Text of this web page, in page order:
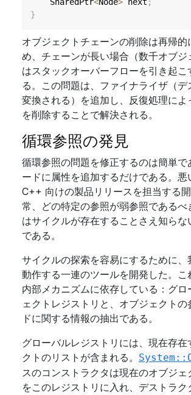
}
オブジェクトチェーンの削除は再帰的
め、チェーンが長い場合（数千オブジ
はスタックオーバーフローを引き起こ
る。この問題は、ファイナライザ（デ
変換される）を追加し、反復処理によ
を削除することで解決される。
循環参照の発見
循環参照の問題を修正するのは簡単で
ードに属性を追加するだけである。悪
C++ 向けの製品リリースを担当する
常、どの特定の参照が弱参照であるべ
はサイクルが存在することさえ知らな
である。
サイクルの探索を容易にするために、
動作する一連のツールを開発した。
内部メカニズムに依存している：グロ
ェクトレジストリと、オブジェクトの
ドに関する情報の抽出である。
グローバルレジストリには、現在存在
クトのリストが含まれる。
スのコンストラクタは現在のオブジェ
をこのレジストリに入れ、デストラク